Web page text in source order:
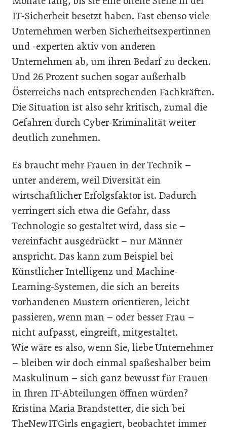
IT-Sicherheit besetzt haben. Fast ebenso viele
Unternehmen werben Sicherheitsexpertinnen
und -experten aktiv von anderen
Unternehmen ab, um ihren Bedarf zu decken.
Und 26 Prozent suchen sogar außerhalb
Österreichs nach entsprechenden Fachkräften.
Die Situation ist also sehr kritisch, zumal die
Gefahren durch Cyber-Kriminalität weiter
deutlich zunehmen.
Es braucht mehr Frauen in der Technik –
unter anderem, weil Diversität ein
wirtschaftlicher Erfolgsfaktor ist. Dadurch
verringert sich etwa die Gefahr, dass
Technologie so gestaltet wird, dass sie –
vereinfacht ausgedrückt – nur Männer
anspricht. Das kann zum Beispiel bei
Künstlicher Intelligenz und Machine-
Learning-Systemen, die sich an bereits
vorhandenen Mustern orientieren, leicht
passieren, wenn man – oder besser Frau –
nicht aufpasst, eingreift, mitgestaltet.
Wie wäre es also, wenn Sie, liebe Unternehmer
– bleiben wir doch einmal spaßeshalber beim
Maskulinum – sich ganz bewusst für Frauen
in Ihren IT-Abteilungen öffnen würden?
Kristina Maria Brandstetter, die sich bei
TheNewITGirls engagiert, beobachtet immer